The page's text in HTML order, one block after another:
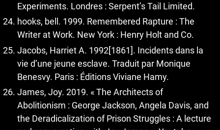
Experiments. Londres : Serpent’s Tail Limited.
hooks, bell. 1999. Remembered Rapture : The
Writer at Work. New York : Henry Holt and Co.
Jacobs, Harriet A. 1992[1861]. Incidents dans la
vie d’une jeune esclave. Traduit par Monique
Benesvy. Paris : Éditions Viviane Hamy.
James, Joy. 2019. « The Architects of
Abolitionism : George Jackson, Angela Davis, and
the Deradicalization of Prison Struggles : A lecture